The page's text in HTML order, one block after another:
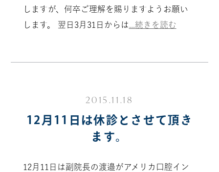
しますが、何卒ご理解を賜りますようお願い
します。 翌日3月31日からは ...続きを読む
2015.11.18
12月11日は休診とさせて頂き
ます。
12月11日は副院長の渡邉がアメリカ口腔イン